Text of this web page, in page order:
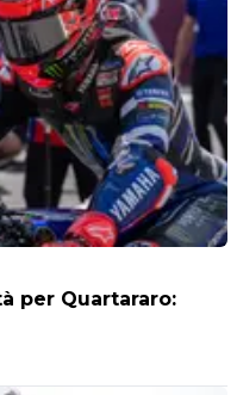
per Quartararo: